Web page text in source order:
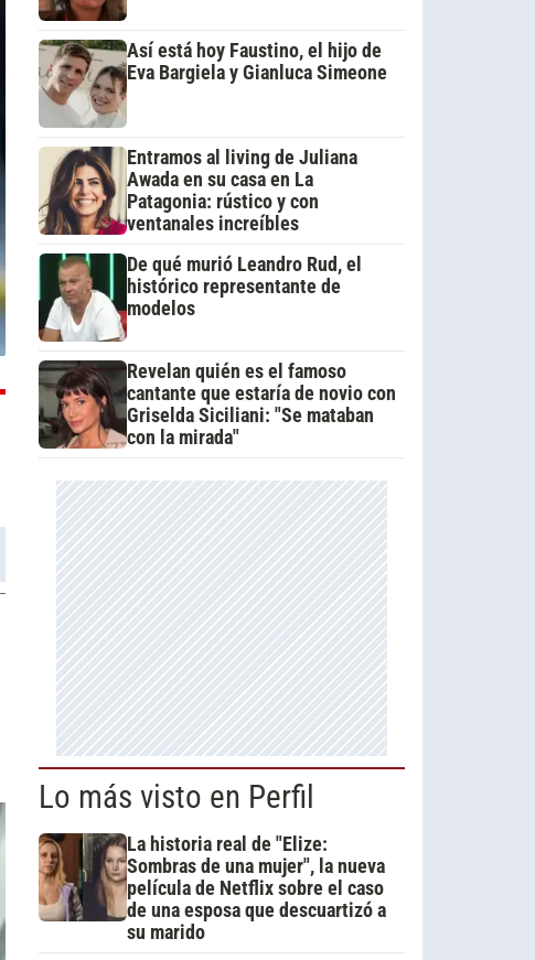
Así está hoy Faustino, el hijo de
Eva Bargiela y Gianluca Simeone
Entramos al living de Juliana
Awada en su casa en La
Patagonia: rústico y con
ventanales increíbles
De qué murió Leandro Rud, el
histórico representante de
modelos
Revelan quién es el famoso
cantante que estaría de novio con
Griselda Siciliani: "Se mataban
con la mirada"
Lo más visto en Perfil
La historia real de "Elize:
Sombras de una mujer", la nueva
película de Netflix sobre el caso
de una esposa que descuartizó a
su marido